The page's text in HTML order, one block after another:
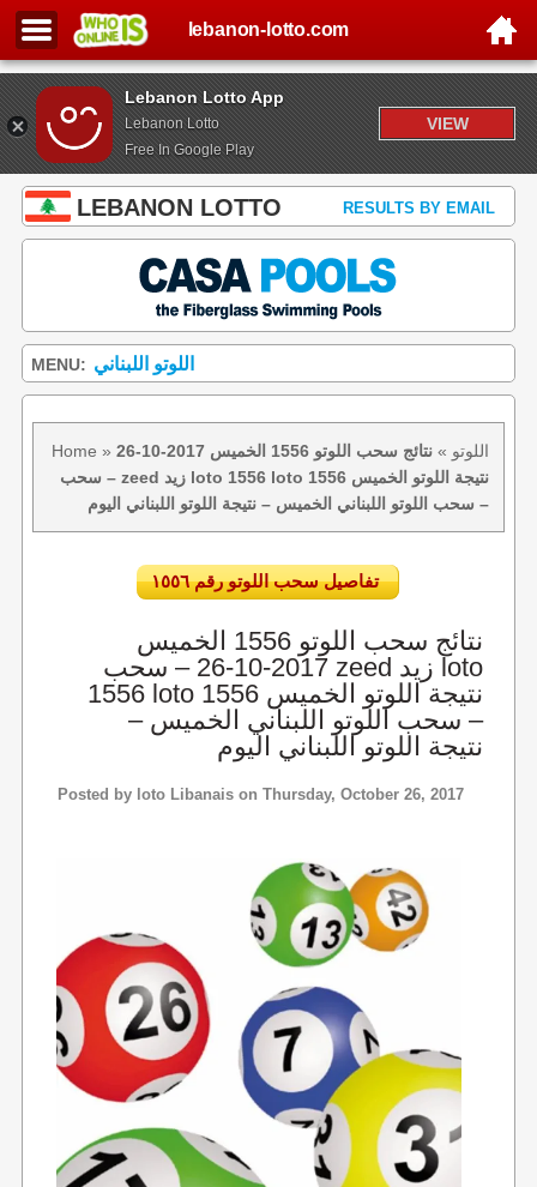
Lebanon Lotto App
Lebanon Lotto
Free In Google Play
VIEW
lebanon-lotto.com
LEBANON LOTTO RESULTS BY EMAIL
MENU: اللوتو اللبناني
Home » اللوتو »
نتائج سحب اللوتو 1556 الخميس 2017-10-26
– سحب zeed زيد loto 1556 loto 1556 نتيجة اللوتو الخميس
– سحب اللوتو اللبناني الخميس – نتيجة اللوتو اللبناني اليوم
تفاصيل سحب اللوتو رقم ١٥٥٦
نتائج سحب اللوتو 1556 الخميس
2017-10-26 – سحب zeed زيد loto
1556 loto 1556 نتيجة اللوتو الخميس
– سحب اللوتو اللبناني الخميس –
نتيجة اللوتو اللبناني اليوم
Posted by loto Libanaison Thursday, October 26, 2017